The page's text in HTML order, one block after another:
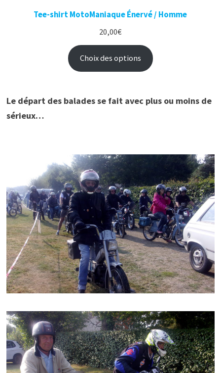
Tee-shirt MotoManiaque Énervé / Homme
20,00€
Choix des options
Le départ des balades se fait avec plus ou moins de
sérieux…